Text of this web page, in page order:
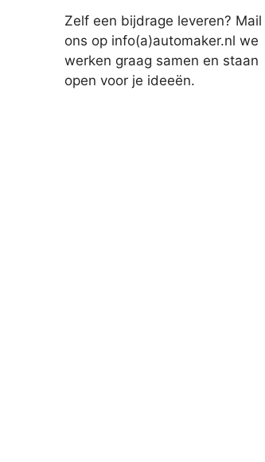
Zelf een bijdrage leveren? Mail
ons op info(a)automaker.nl we
werken graag samen en staan
open voor je ideeën.